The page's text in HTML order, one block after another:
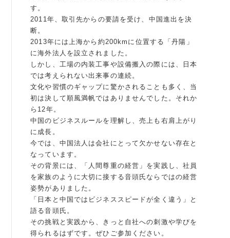
その他の活動
同友会の地域づくり
産官学連携
地域経済
キャリア教育
例会案内・活動報告
入会案内
す。
2011年、取引先からの要請を受け、中国進出を決
断。
2013年には上海から約200kmに位置する「丹陽」
に海外法人を設立されました。
しかし、工場の内装工事や設備搬入の際には、日本
では考えられない出来事の連続。
文化や習慣のギャップに驚かされることも多く、当
初は決して順風満帆ではありませんでした。それか
ら12年。
中国のビジネスルールを理解し、売上も右肩上がり
に成長。
今では、中国法人は会社にとって欠かせない存在と
なっています。
その背景には、「人間尊重の経営」を実践し、社員
を家族のように大切に接する音頭氏ならではの経営
姿勢がありました。
「日本と中国ではビジネススピードが全く違う」と
語る音頭氏。
その挑戦と実践から、きっと自社への刺激や学びを
得られるはずです。ぜひご参加ください。